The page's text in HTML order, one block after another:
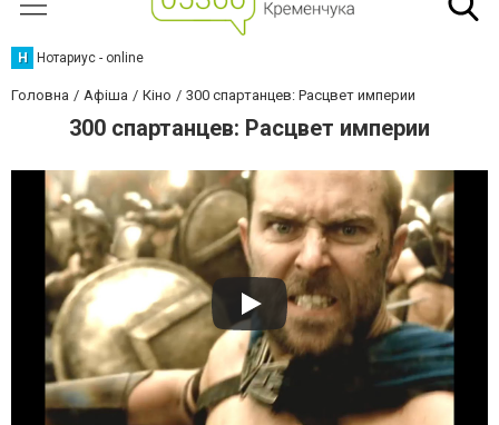
Н Нотариус - online
Головна Афіша Кіно 300 спартанцев: Расцвет империи
300 спартанцев: Расцвет империи